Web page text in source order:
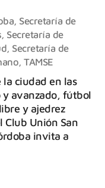
, Secretaría de
, Secretaría de
, Secretaría de
,TAMSE
ciudad en las
avanzado, fútbol
y ajedrez
Club Unión San
invita a